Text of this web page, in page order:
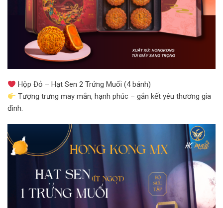
Hộp Đỏ – Hạt Sen 2 Trứng Muối (4 bánh)
Tượng trưng may mắn, hạnh phúc – gắn kết yêu thương gia
đình.